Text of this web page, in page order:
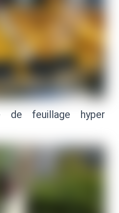
de feuillage hyper